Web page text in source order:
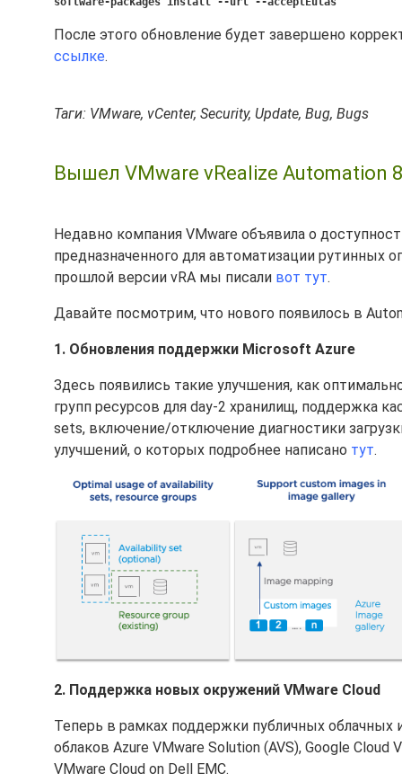
После этого обновление будет завершено
ссылке.
Таги: VMware, vCenter, Security, Update, Bug, Bugs
Вышел VMware vRealize Automation
Недавно компания VMware объявила о
предназначенного для автоматизации рутинных
прошлой версии vRA мы писали вот тут.
Давайте посмотрим, что нового появилось в
1. Обновления поддержки Microsoft Azure
Здесь появились такие улучшения, как
групп ресурсов для day-2 хранилищ, поддержка
sets, включение/отключение диагностики
улучшений, о которых подробнее написано тут.
2. Поддержка новых окружений VMware Cloud
Теперь в рамках поддержки публичных облачных
облаков Azure VMware Solution (AVS), Google Cloud
VMware Cloud on Dell EMC.